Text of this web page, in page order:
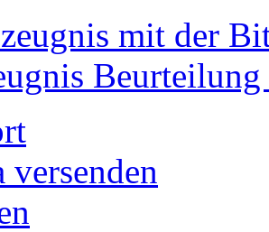
mit der
Beurteilung
versenden